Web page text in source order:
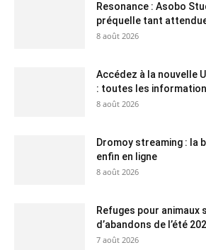
Resonance : Asobo
préquelle tant
8 août 2026
Accédez à la nouvelle
: toutes les
8 août 2026
Dromoy streaming : la
enfin en ligne
8 août 2026
Refuges pour animaux
d’abandons de l’été
7 août 2026